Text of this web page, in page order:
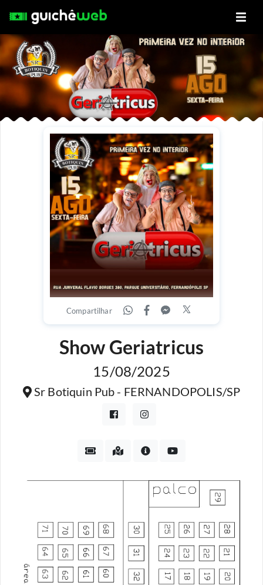
Compartilhar
Show Geriatricus
15/08/2025
Sr Botiquin Pub - FERNANDOPOLIS/SP